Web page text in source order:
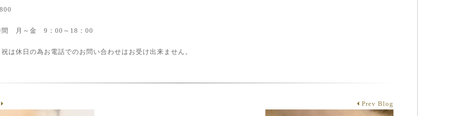
間 月～金 9：00～18：00
は休日の為お電話でのお問い合わせはお受け出来ません。
Prev Blog